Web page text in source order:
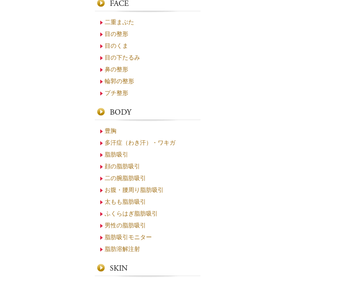
二重まぶた
目の整形
目のくま
目の下たるみ
鼻の整形
輪郭の整形
プチ整形
豊胸
多汗症（わき汗）・ワキガ
脂肪吸引
顔の脂肪吸引
二の腕脂肪吸引
お腹・腰周り脂肪吸引
太もも脂肪吸引
ふくらはぎ脂肪吸引
男性の脂肪吸引
脂肪吸引モニター
脂肪溶解注射